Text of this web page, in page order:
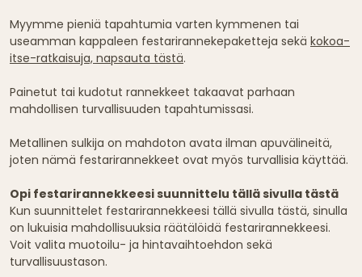
Myymme pieniä tapahtumia varten kymmenen tai
useamman kappaleen festarirannekepaketteja sekä kokoa-
itse-ratkaisuja, napsauta tästä.
Painetut tai kudotut rannekkeet takaavat parhaan
mahdollisen turvallisuuden tapahtumissasi.
Metallinen sulkija on mahdoton avata ilman apuvälineitä,
joten nämä festarirannekkeet ovat myös turvallisia käyttää.
Opi festarirannekkeesi suunnittelu tällä sivulla tästä
Kun suunnittelet festarirannekkeesi tällä sivulla tästä, sinulla
on lukuisia mahdollisuuksia räätälöidä festarirannekkeesi.
Voit valita muotoilu- ja hintavaihtoehdon sekä
turvallisuustason.